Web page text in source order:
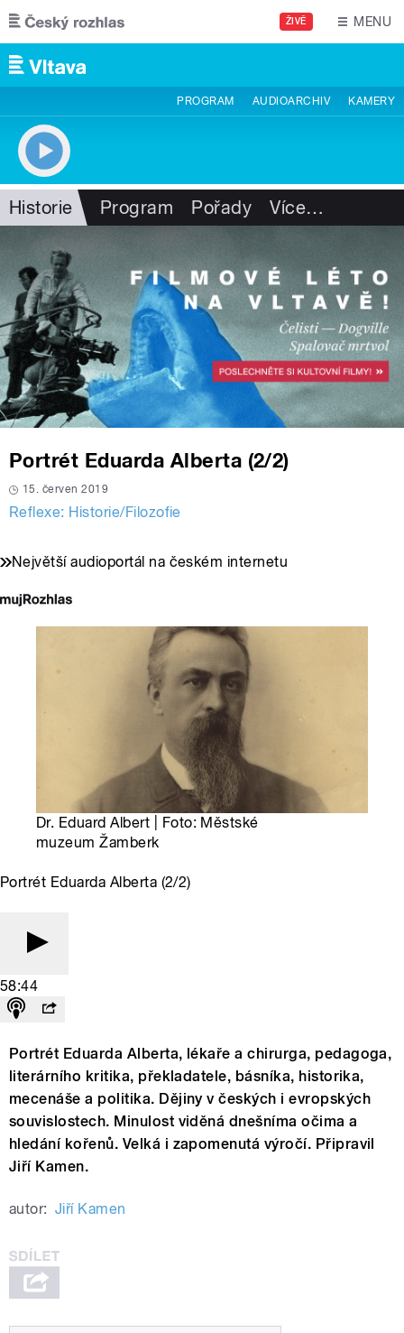
Přejít k hlavnímu obsahu
ŽIVĚ MENU
PROGRAM AUDIOARCHIV KAMERY
Historie Program Pořady Více…
Portrét Eduarda Alberta (2/2)
15. červen 2019
Reflexe: Historie/Filozofie
Největší audioportál na českém internetu
Dr. Eduard Albert | Foto: Městské
muzeum Žamberk
Portrét Eduarda Alberta (2/2)
58:44
Portrét Eduarda Alberta, lékaře a chirurga, pedagoga,
literárního kritika, překladatele, básníka, historika,
mecenáše a politika. Dějiny v českých i evropských
souvislostech. Minulost viděná dnešníma očima a
hledání kořenů. Velká i zapomenutá výročí. Připravil
Jiří Kamen.
autor: Jiří Kamen